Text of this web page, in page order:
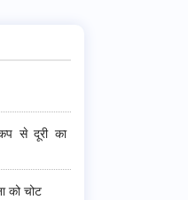
कप से दूरी का
को चोट